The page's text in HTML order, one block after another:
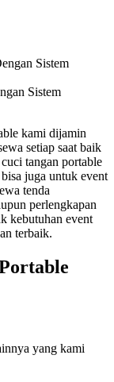
Sistem
kami dijamin
setiap saat baik
tangan portable
juga untuk event
tenda
perlengkapan
kebutuhan event
terbaik.
yang kami